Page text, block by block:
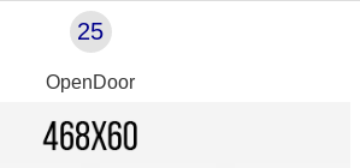
25
OpenDoor